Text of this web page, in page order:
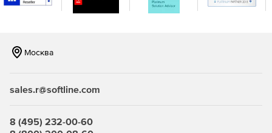
Более 40 стандартных стандартных форматов CAD и
Новый импорт файлов TurboApp с мобильных
Москва
sales.r@softline.com
8 (495) 232-00-60